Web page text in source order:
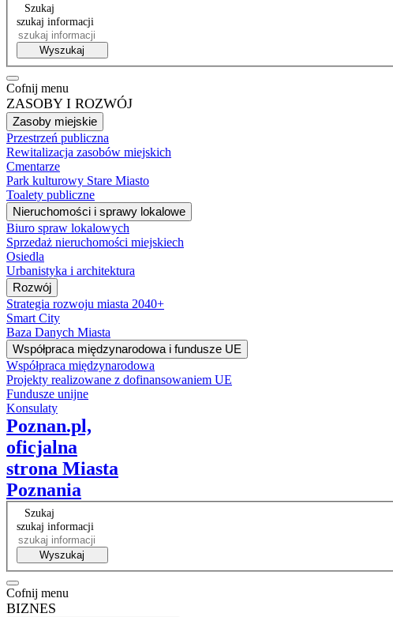
Szukaj
szukaj informacji
Wyszukaj
Cofnij menu
ZASOBY I ROZWÓJ
Zasoby miejskie
Przestrzeń publiczna
Rewitalizacja zasobów miejskich
Cmentarze
Park kulturowy Stare Miasto
Toalety publiczne
Nieruchomości i sprawy lokalowe
Biuro spraw lokalowych
Sprzedaż nieruchomości miejskiech
Osiedla
Urbanistyka i architektura
Rozwój
Strategia rozwoju miasta 2040+
Smart City
Baza Danych Miasta
Współpraca międzynarodowa i fundusze UE
Współpraca międzynarodowa
Projekty realizowane z dofinansowaniem UE
Fundusze unijne
Konsulaty
Poznan.pl,
oficjalna
strona Miasta
Poznania
Szukaj
szukaj informacji
Wyszukaj
Cofnij menu
BIZNES